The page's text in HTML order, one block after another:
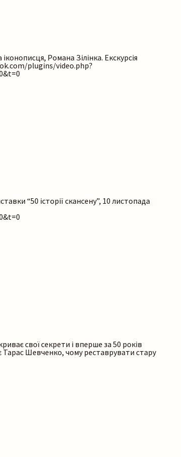
Романа Зілінка. Екскурсія
plugins/video.php?
“50 історії скансену”, 10 листопада
свої секрети і вперше за 50 років
Тарас Шевченко, чому реставрувати стару